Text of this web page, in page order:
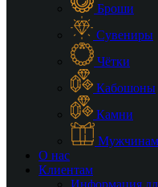
Броши
Сувениры
Чётки
Кабошоны
Камни
Мужчинам
О нас
Клиентам
Информация